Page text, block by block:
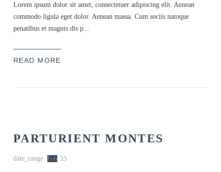
Lorem ipsum dolor sit amet, consectetuer adipiscing elit. Aenean
commodo ligula eget dolor. Aenean massa. Cum sociis natoque
penatibus et magnis dis p...
READ MORE
PARTURIENT MONTES
date_range Feb 25